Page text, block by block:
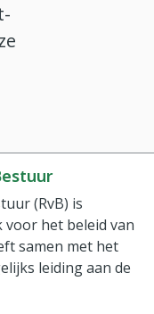
(RvB) is
het beleid van
samen met het
leiding aan de